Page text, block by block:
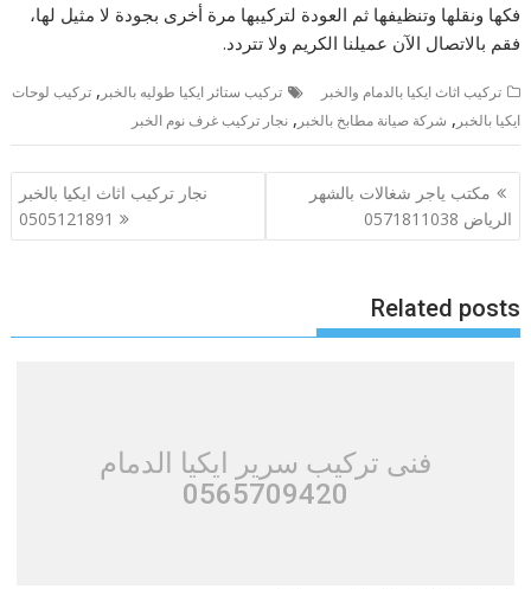
فكها ونقلها وتنظيفها ثم العودة لتركيبها مرة أخرى بجودة لا مثيل لها،
فقم بالاتصال الآن عميلنا الكريم ولا تتردد.
تركيب اثاث ايكيا بالدمام والخبر تركيب ستائر ايكيا طوليه بالخبر ,تركيب لوحات
ايكيا بالخبر , شركة صيانة مطابخ بالخبر ,نجار تركيب غرف نوم الخبر
تصفّح
المقالات
مكتب ياجر شغالات بالشهر
الرياض 0571811038
نجار تركيب اثاث ايكيا بالخبر
0505121891
Related posts
فنى تركيب سرير ايكيا الدمام
0565709420